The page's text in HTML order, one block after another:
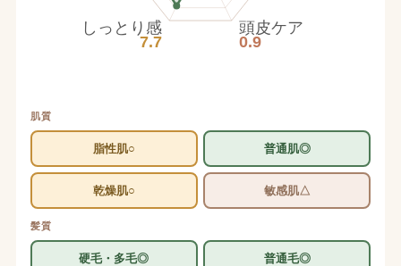
頭皮ケア
0.9
しっとり感
7.7
肌質
脂性肌○ 普通肌◎
乾燥肌○ 敏感肌△
髪質
硬毛・多毛◎ 普通毛◎